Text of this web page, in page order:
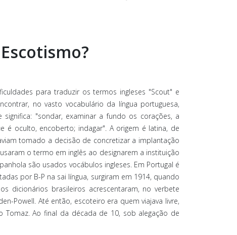
para traduzir os termos ingleses "Scout" e
no vasto vocabulário da língua portuguesa,
"sondar, examinar a fundo os corações, a
é oculto, encoberto; indagar". A origem é latina, de
tomado a decisão de concretizar a implantação
o termo em inglês ao designarem a instituição
são usados vocábulos ingleses. Em Portugal é
por B-P na sai língua, surgiram em 1914, quando
dicionários brasileiros acrescentaram, no verbete
Powell. Até então, escoteiro era quem viajava livre,
Ao final da década de 10, sob alegação de